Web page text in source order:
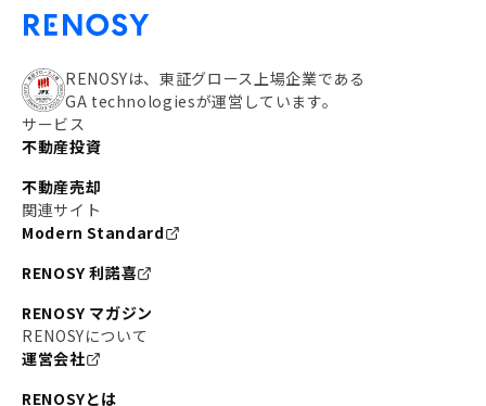
RENOSYは、東証グロース上場企業である
GA technologiesが運営しています。
サービス
不動産投資
不動産売却
関連サイト
Modern Standard
RENOSY 利諾喜
RENOSY マガジン
RENOSYについて
運営会社
RENOSYとは